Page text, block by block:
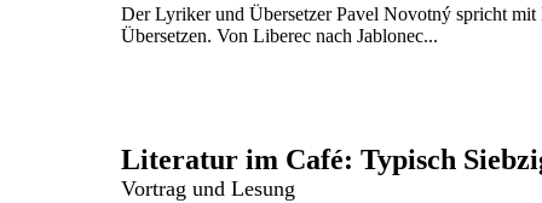
Der Lyriker und Übersetzer Pavel Novotný spricht
Übersetzen. Von Liberec nach Jablonec...
Literatur im Café: Typisch
Vortrag und Lesung